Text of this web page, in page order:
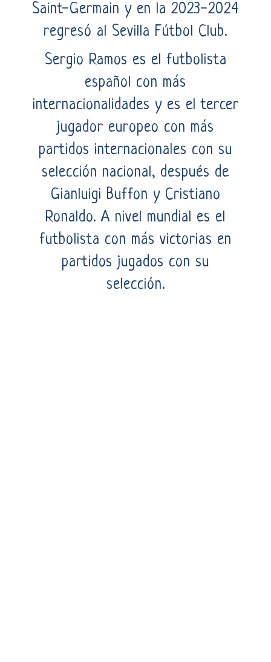
Saint-Germain y en la 2023-2024
regresó al Sevilla Fútbol Club.
Sergio Ramos es el futbolista
español con más
internacionalidades y es el tercer
jugador europeo con más
partidos internacionales con su
selección nacional, después de
Gianluigi Buffon y Cristiano
Ronaldo. A nivel mundial es el
futbolista con más victorias en
partidos jugados con su
selección.